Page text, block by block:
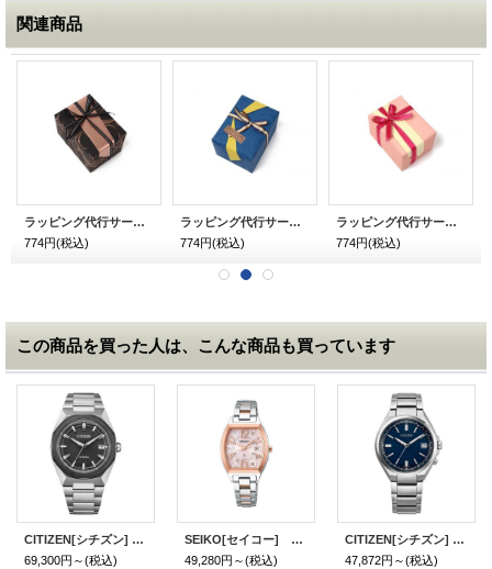
関連商品
ラッピング代行サービス メンズ用 チョコ
774円(税込)
ラッピング代行サービス メンズ用 和柄 青
774円(税込)
ラッピング代行サービス レディース用 和柄 ピンク
774円(税込)
この商品を買った人は、こんな商品も買っています
CITIZEN[シチズン] ATTESA [アテッサ] CB3044-55E ACT Line 光発電エコ・ドライブ電波時計 ダイレクトフライト メンズモデル 正規品
69,300円～(税込)
SEIKO[セイコー] LUKIA[ルキア] Essential Collection SSVW214 ソーラー電波 レディースモデル 正規品
49,280円～(税込)
CITIZEN[シチズン] CITIZEN コレクション CB1160-55L 光発電エコ・ドライブ電波時計 ダイレクトフライト メンズモデル 正規品
47,872円～(税込)